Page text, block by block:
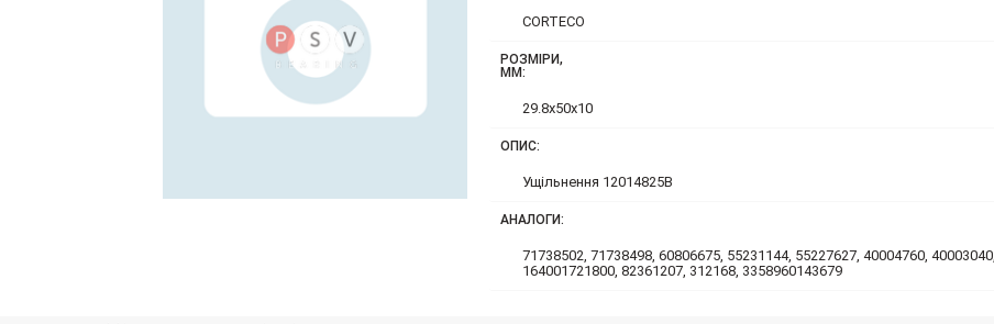
CORTECO
РОЗМІРИ,
ММ:
29.8x50x10
ОПИС:
Ущільнення 12014825B
АНАЛОГИ:
71738502, 71738498, 60806675, 55231144, 55227627, 40004760, 40003040,
164001721800, 82361207, 312168, 3358960143679